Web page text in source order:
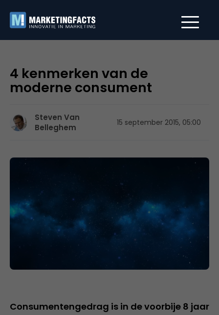
4 kenmerken van de
moderne consument
Steven Van
Belleghem
15 september 2015, 05:00
Consumentengedrag is in de voorbije 8 jaar